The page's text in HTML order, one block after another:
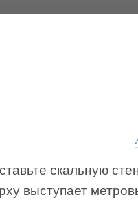
скальную
выступает